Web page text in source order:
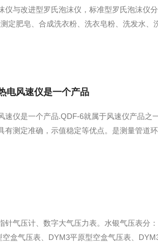
仪与改进型罗氏泡沫仪，标准型罗氏泡沫仪
定肥皂、合成洗衣粉、洗衣皂粉、洗发水
电风速仪是一个产品
速仪是一个产品.QDF-6就属于风速仪产品
有测定准确，示值稳定等优点。是测量管道
针气压计、数字大气压力表。水银气压表分
盒气压表、DYM3平原型空盒气压表、